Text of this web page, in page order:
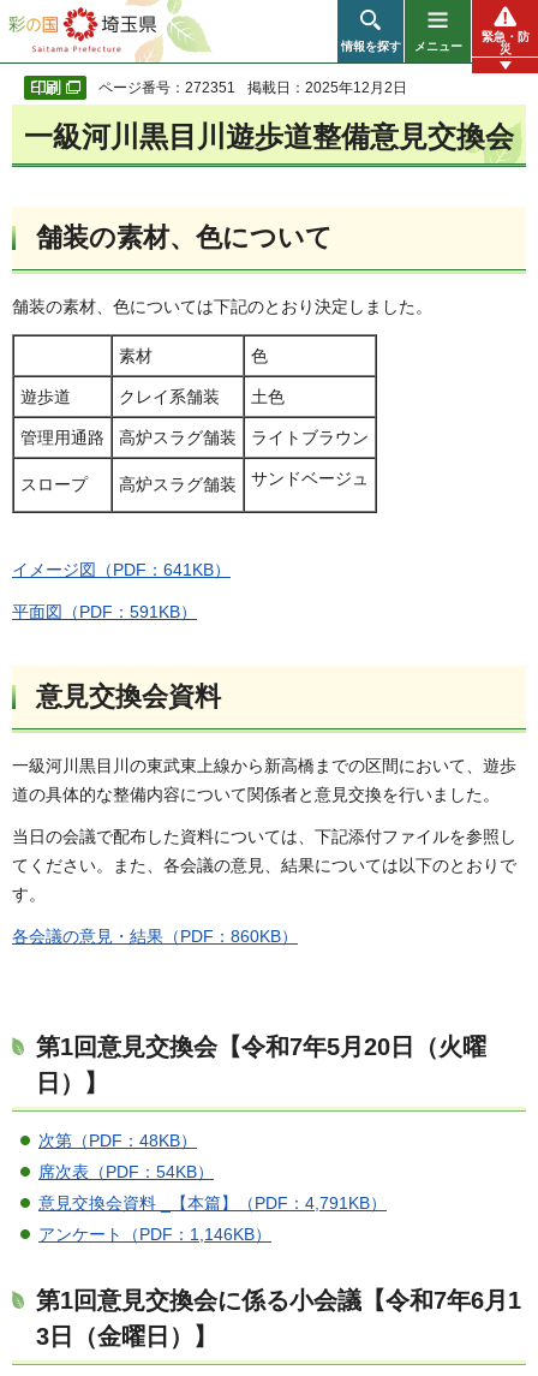
彩の国 埼玉県
情報を探す メニュー
緊急・防
災
ページ番号：272351 掲載日：2025年12月2日
一級河川黒目川遊歩道整備意見交換会
舗装の素材、色について
舗装の素材、色については下記のとおり決定しました。
素材 色
遊歩道 クレイ系舗装 土色
管理用通路 高炉スラグ舗装 ライトブラウン
スロープ 高炉スラグ舗装 サンドベージュ
イメージ図（PDF：641KB）
平面図（PDF：591KB）
意見交換会資料
一級河川黒目川の東武東上線から新高橋までの区間において、遊歩
道の具体的な整備内容について関係者と意見交換を行いました。
当日の会議で配布した資料については、下記添付ファイルを参照し
てください。また、各会議の意見、結果については以下のとおりで
す。
各会議の意見・結果（PDF：860KB）
第1回意見交換会【令和7年5月20日（火曜
日）】
次第（PDF：48KB）
席次表（PDF：54KB）
意見交換会資料 _【本篇】（PDF：4,791KB）
アンケート（PDF：1,146KB）
第1回意見交換会に係る小会議【令和7年6月1
3日（金曜日）】